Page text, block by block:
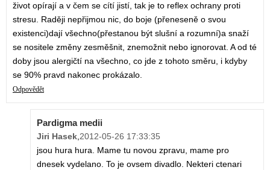
život opírají a v čem se cítí jistí, tak je to reflex ochrany proti
stresu. Raději nepřijmou nic, do boje (přeneseně o svou
existenci)dají všechno(přestanou být slušní a rozumní)a snaží
se nositele změny zesměšnit, znemožnit nebo ignorovat. A od té
doby jsou alergičtí na všechno, co jde z tohoto směru, i kdyby
se 90% pravd nakonec prokázalo.
Odpovědět
Pardigma medii
Jiri Hasek,2012-05-26 17:33:35
jsou hura hura. Mame tu novou zpravu, mame pro
dnesek vydelano. To je ovsem divadlo. Nekteri ctenari